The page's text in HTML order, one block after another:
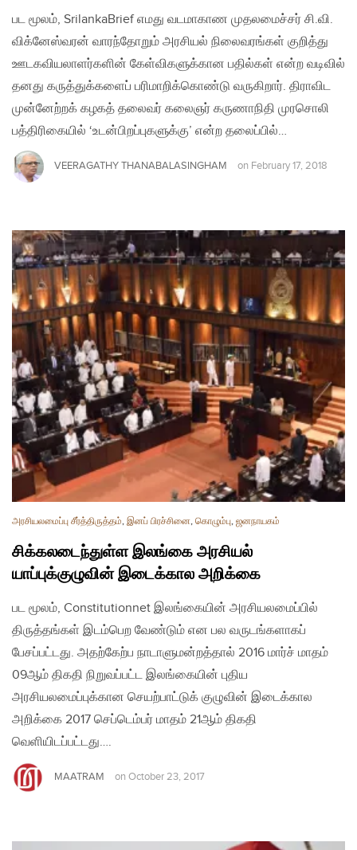
பட மூலம், SrilankaBrief எமது வடமாகாண முதலமைச்சர் சி.வி.
விக்னேஸ்வரன் வாரந்தோறும் அரசியல் நிலைவரங்கள் குறித்து
ஊடகவியலாளர்களின் கேள்விகளுக்கான பதில்கள் என்ற வடிவில்
தனது கருத்துக்களைப் பரிமாறிக்கொண்டு வருகிறார். திராவிட
முன்னேற்றக் கழகத் தலைவர் கலைஞர் கருணாநிதி முரசொலி
பத்திரிகையில் ‘உடன்பிறப்புகளுக்கு’ என்ற தலைப்பில்…
VEERAGATHY THANABALASINGHAM on February 17, 2018
அரசியலமைப்பு சீர்த்திருத்தம், இனப் பிரச்சினை, கொழும்பு, ஜனநாயகம்
சிக்கலடைந்துள்ள இலங்கை அரசியல்
யாப்புக்குழுவின் இடைக்கால அறிக்கை
பட மூலம், Constitutionnet இலங்கையின் அரசியலமைப்பில்
திருத்தங்கள் இடம்பெற வேண்டும் என பல வருடங்களாகப்
பேசப்பட்டது. அதற்கேற்ப நாடாளுமன்றத்தால் 2016 மார்ச் மாதம்
09ஆம் திகதி நிறுவப்பட்ட இலங்கையின் புதிய
அரசியலமைப்புக்கான செயற்பாட்டுக் குழுவின் இடைக்கால
அறிக்கை 2017 செப்டெம்பர் மாதம் 21ஆம் திகதி
வெளியிடப்பட்டது….
MAATRAM on October 23, 2017